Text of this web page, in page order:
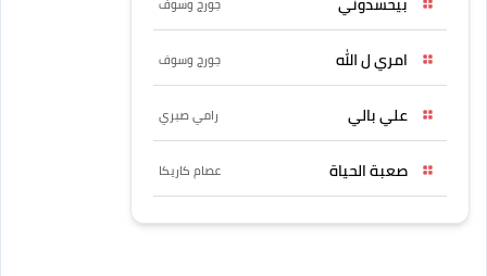
بيحسدوني جورج وسوف
امري ل الله جورج وسوف
علي بالي رامي صبري
صعبة الحياة عصام كاريكا